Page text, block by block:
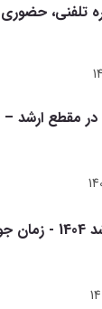
تلفنی،
ارشد –
اعلام نتایج نهایی